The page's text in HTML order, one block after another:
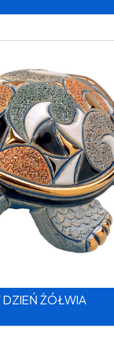
ŻÓŁWIA